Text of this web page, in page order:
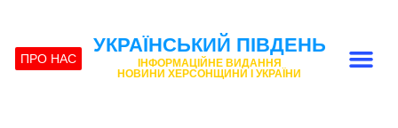
ПРО НАС
УКРАЇНСЬКИЙ ПІВДЕНЬ
ІНФОРМАЦІЙНЕ ВИДАННЯ
НОВИНИ ХЕРСОНЩИНИ І УКРАЇНИ